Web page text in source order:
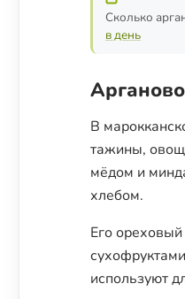
Сколько
в день
В
тажины,
мёдом и
хлебом.
Его
используют